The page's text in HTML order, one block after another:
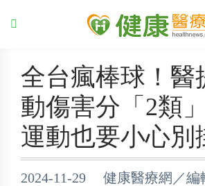
全台瘋棒球！醫
動傷害分「2類
運動也要小心別
2024-11-29 健康醫療網／編